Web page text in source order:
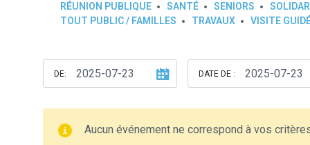
RÉUNION PUBLIQUE
SANTÉ SENIORS
TOUT PUBLIC / FAMILLES
TRAVAUX VISITE
DE: DATE DE :
Aucun événement ne correspond à vos